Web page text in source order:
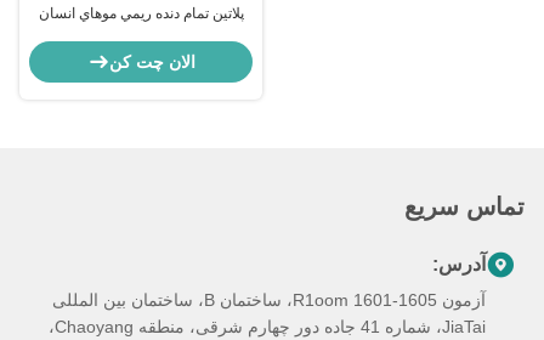
پلاتين تمام دنده ريمي موهاي انسان
اينچ11
الان چت کن
تماس سریع
آدرس:
آزمون R1oom 1601-1605، ساختمان B، ساختمان بین المللی
JiaTai، شماره 41 جاده دور چهارم شرقی، منطقه Chaoyang،